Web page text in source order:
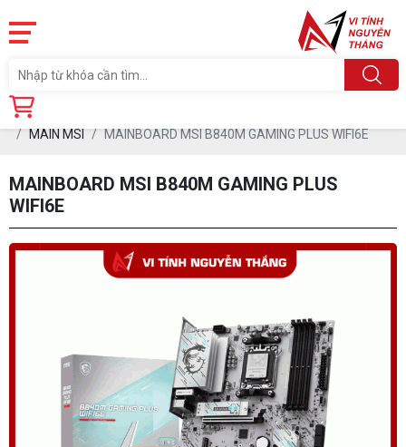
Trang chủ
MAIN MSI
MAINBOARD MSI B840M GAMING PLUS WIFI6E
MAINBOARD MSI B840M GAMING PLUS
WIFI6E